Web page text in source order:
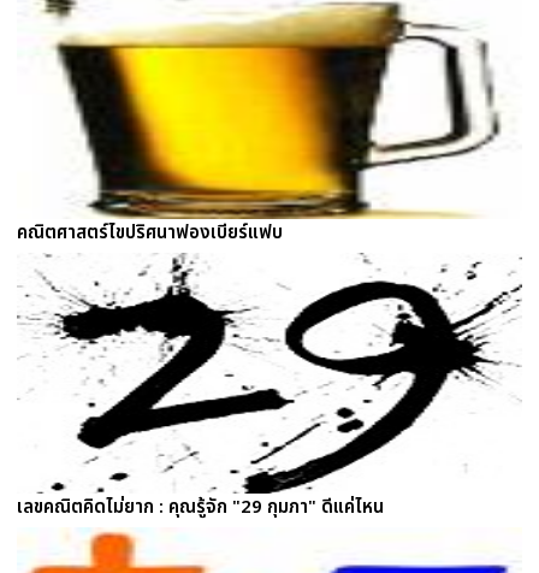
คณิตศาสตร์ไขปริศนาฟองเบียร์แฟบ
เลขคณิตคิดไม่ยาก : คุณรู้จัก "29 กุมภา" ดีแค่ไหน